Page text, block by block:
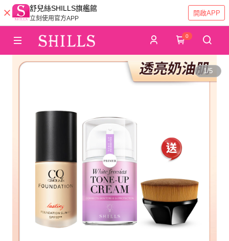
舒兒絲SHILLS旗艦館
立刻使用官方APP
開啟APP
0
1/5